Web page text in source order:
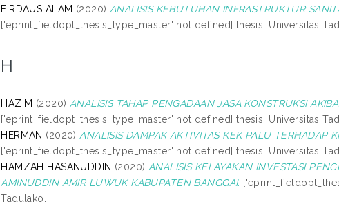
FIRDAUS ALAM (2020) ANALISIS KEBUTUHAN INFRASTRUKTUR
['eprint_fieldopt_thesis_type_master' not defined] thesis, Universitas
H
HAZIM (2020) ANALISIS TAHAP PENGADAAN JASA KONSTRUKSI
['eprint_fieldopt_thesis_type_master' not defined] thesis, Universitas
HERMAN (2020) ANALISIS DAMPAK AKTIVITAS KEK PALU TERHADAP
['eprint_fieldopt_thesis_type_master' not defined] thesis, Universitas
HAMZAH HASANUDDIN (2020) ANALISIS KELAYAKAN INVESTASI
AMINUDDIN AMIR LUWUK KABUPATEN BANGGAI.
Tadulako.